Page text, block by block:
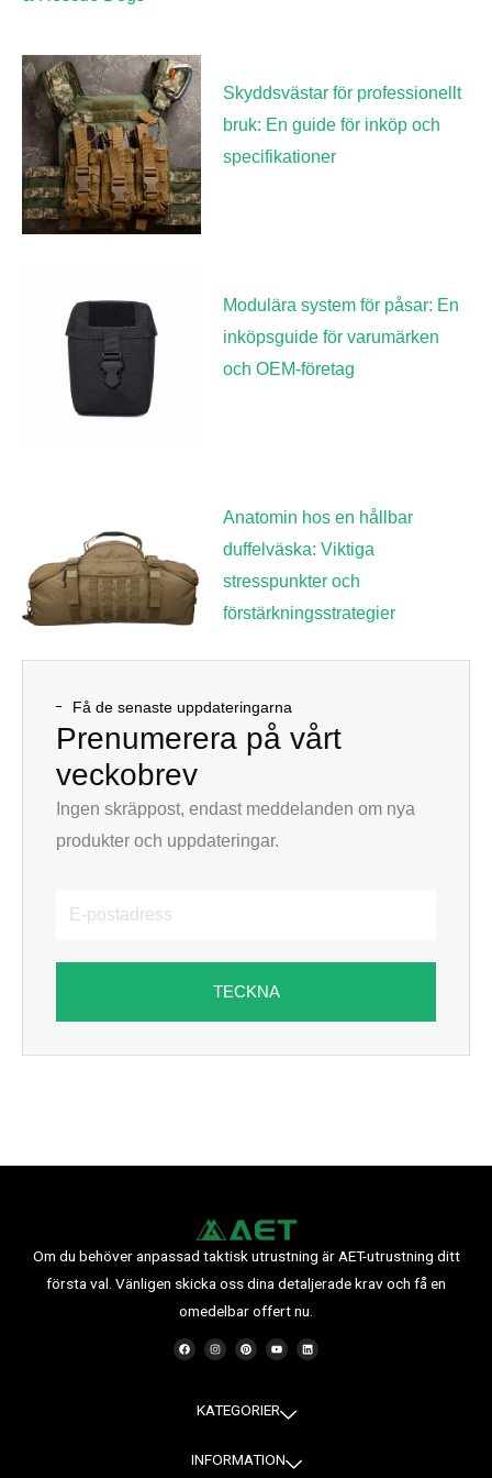
Skyddsvästar för professionellt
bruk: En guide för inköp och
specifikationer
Modulära system för påsar: En
inköpsguide för varumärken
och OEM-företag
Anatomin hos en hållbar
duffelväska: Viktiga
stresspunkter och
förstärkningsstrategier
Få de senaste uppdateringarna
Prenumerera på vårt
veckobrev
Ingen skräppost, endast meddelanden om nya
produkter och uppdateringar.
postadress
TECKNA
Om du behöver anpassad taktisk utrustning är AET-utrustning ditt
första val. Vänligen skicka oss dina detaljerade krav och få en
omedelbar offert nu.
F
a
c
I
n
s
r
a
P
i
n
e
s
Y
o
u
e
L
i
n
KATEGORIER
INFORMATION